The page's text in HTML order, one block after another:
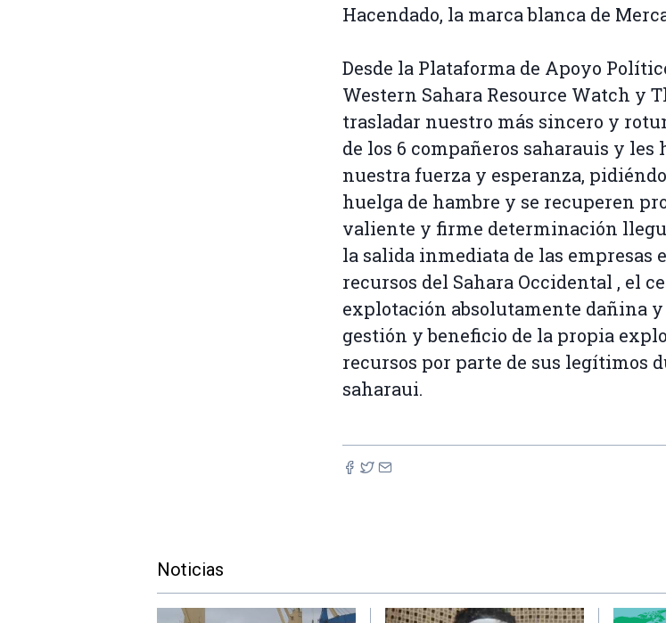
Hacendado, la marca blanca de
Desde la Plataforma de Apoyo
Western Sahara Resource Watch y
trasladar nuestro más sincero y
de los 6 compañeros saharauis y les
nuestra fuerza y esperanza,
huelga de hambre y se recuperen
valiente y firme determinación
la salida inmediata de las empresas
recursos del Sahara Occidental , el
explotación absolutamente dañina
gestión y beneficio de la propia
recursos por parte de sus legítimos
saharaui.
Noticias